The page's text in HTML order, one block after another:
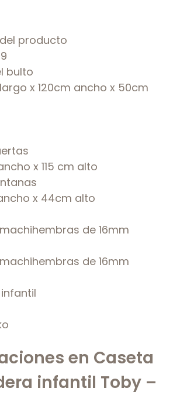
producto
bulto
x 120cm ancho x 50cm
x 115 cm alto
x 44cm alto
de 16mm
de 16mm
en Caseta
infantil Toby –